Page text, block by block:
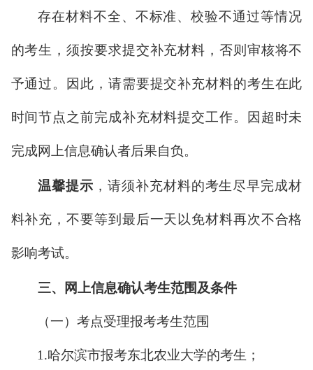
存在材料不全、不标准、校验不通过等情况
的考生，须按要求提交补充材料，否则审核将不
予通过。因此，请需要提交补充材料的考生在此
时间节点之前完成补充材料提交工作。因超时未
完成网上信息确认者后果自负。
温馨提示 ，请须补充材料的考生尽早完成材
料补充，不要等到最后一天以免材料再次不合格
影响考试。
三、网上信息确认考生范围及条件
（一）考点受理报考考生范围
1.哈尔滨市报考东北农业大学的考生；